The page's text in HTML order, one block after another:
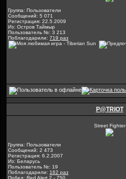
Группа: Пользователи
Сообщений: 5 071
Регистрация: 22.5.2009
Из: Остров Таймыр
Пользователь №: 3 213
Поблагодарили: 719 раз
P@TRIOT
Street Fighter
Группа: Пользователи
Сообщений: 2 473
Регистрация: 6.2.2007
Из: Беларусь
Пользователь №: 19
Поблагодарили: 162 раз